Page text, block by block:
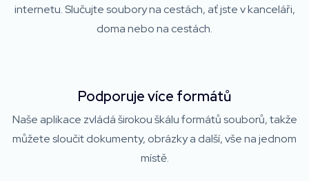
internetu. Slučujte soubory na cestách, ať jste v kanceláři,
doma nebo na cestách.
Podporuje více formátů
Naše aplikace zvládá širokou škálu formátů souborů, takže
můžete sloučit dokumenty, obrázky a další, vše na jednom
místě.